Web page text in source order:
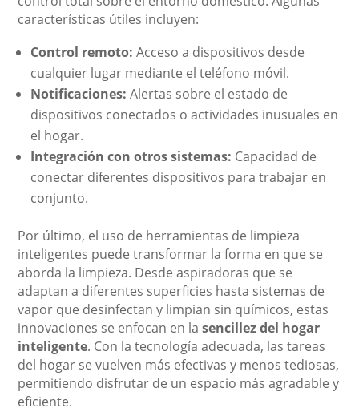
características útiles incluyen:
Control remoto: Acceso a dispositivos desde
cualquier lugar mediante el teléfono móvil.
Notificaciones: Alertas sobre el estado de
dispositivos conectados o actividades inusuales en
el hogar.
Integración con otros sistemas: Capacidad de
conectar diferentes dispositivos para trabajar en
conjunto.
Por último, el uso de herramientas de limpieza
inteligentes puede transformar la forma en que se
aborda la limpieza. Desde aspiradoras que se
adaptan a diferentes superficies hasta sistemas de
vapor que desinfectan y limpian sin químicos, estas
innovaciones se enfocan en lasencillez del hogar
inteligente. Con la tecnología adecuada, las tareas
del hogar se vuelven más efectivas y menos tediosas,
permitiendo disfrutar de un espacio más agradable y
eficiente.